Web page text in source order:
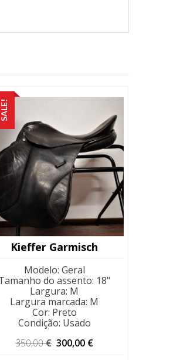
SALE!
Kieffer Garmisch
Modelo: Geral
do assento: 18"
Largura: M
Largura marcada: M
Cor: Preto
Condição: Usado
350,00€ O
300,00 €